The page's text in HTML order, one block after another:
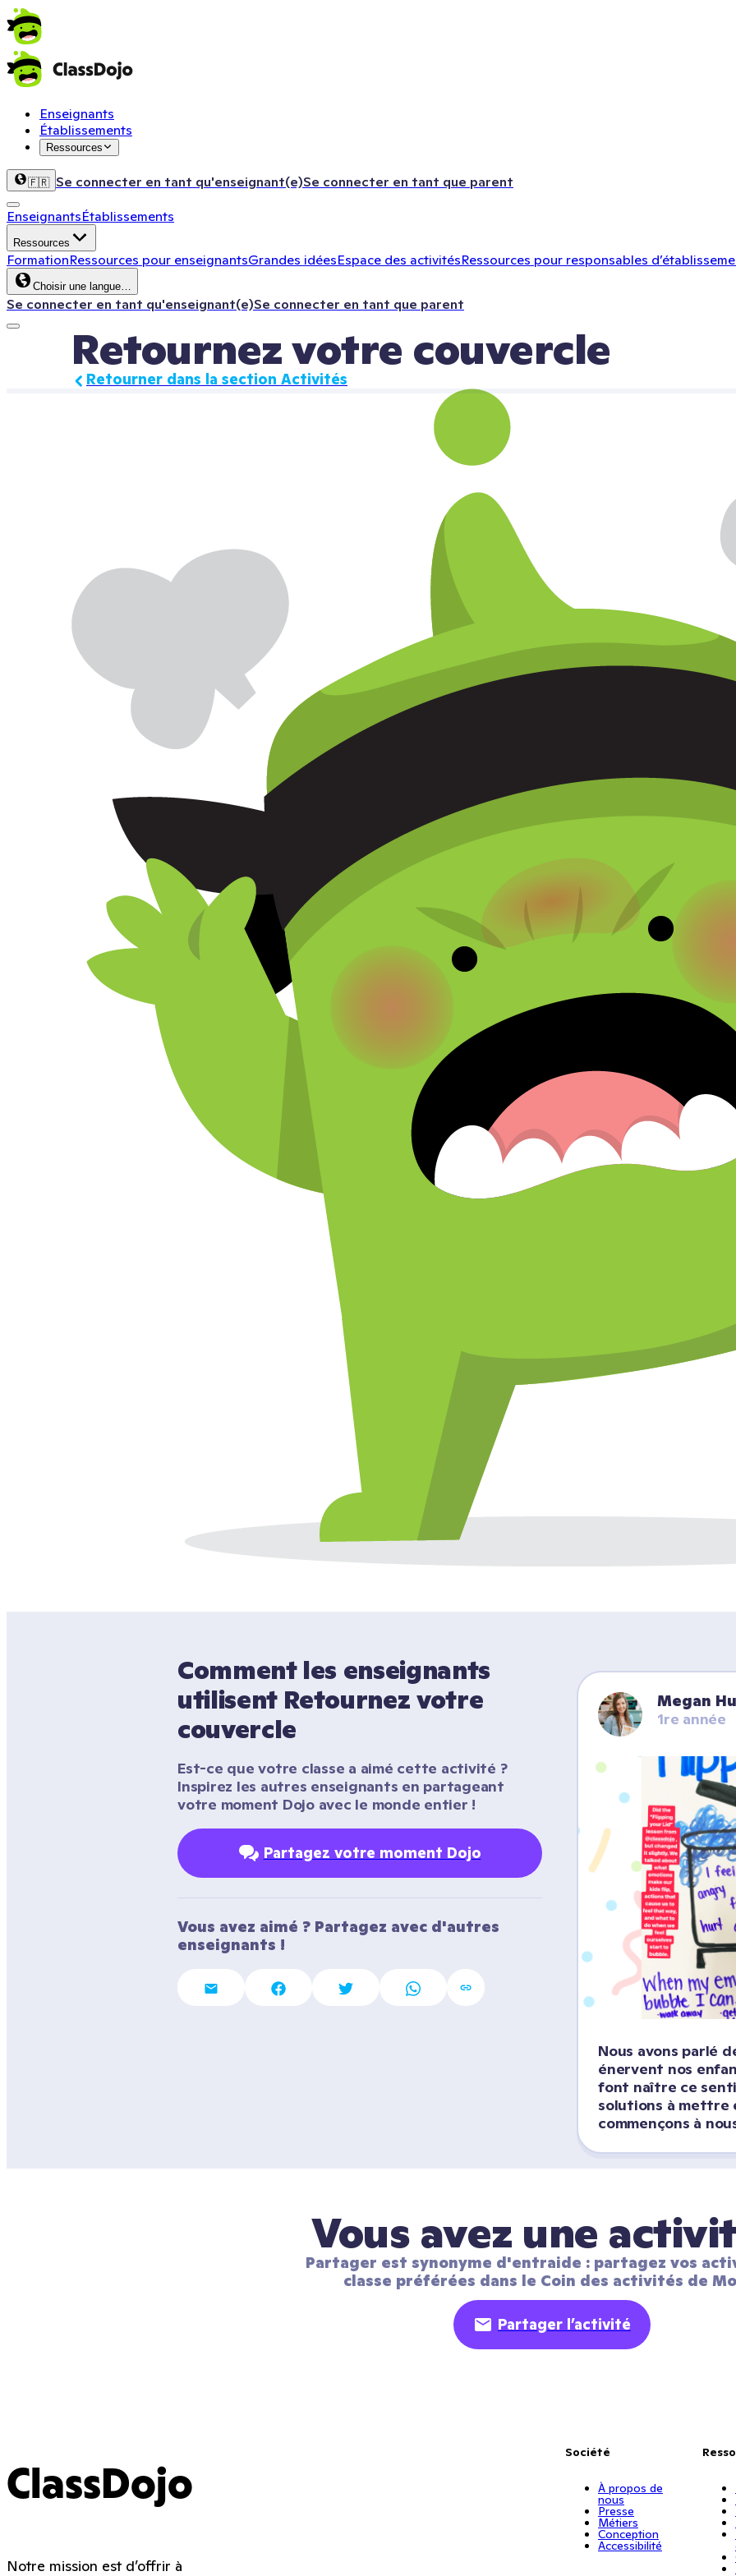
Enseignants
Établissements
Ressources
🇫🇷 Se connecter en tant qu'enseignant(e)Se connecter en tant que parent
EnseignantsÉtablissements
Ressources
FormationRessources pour enseignantsGrandes idéesEspace des activitésRessources pour responsables
Choisir une langue…
Se connecter en tant qu'enseignant(e)Se connecter en tant que parent
Retourner dans la section Activités
Comment les enseignants
utilisent Retournez votre
Est-ce que votre classe a aimé cette activité ?
Inspirez les autres enseignants en partageant
votre moment Dojo avec le monde entier !
Partagez votre moment Dojo
Vous avez aimé ? Partagez avec d'autres
enseignants !
Megan
1re année
Nous avons parlé
énervent nos
font naître ce
solutions à mettre
commençons à
Vous avez une
Partager est synonyme d'entraide : partagez vos
classe préférées dans le Coin des activités de
Partager l’activité
ClassDojo
Notre mission est d’offrir à
Société
À propos de
nous
Presse
Métiers
Conception
Accessibilité